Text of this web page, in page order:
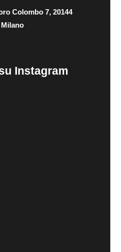
Colombo 7, 20144
Milano
Instagram